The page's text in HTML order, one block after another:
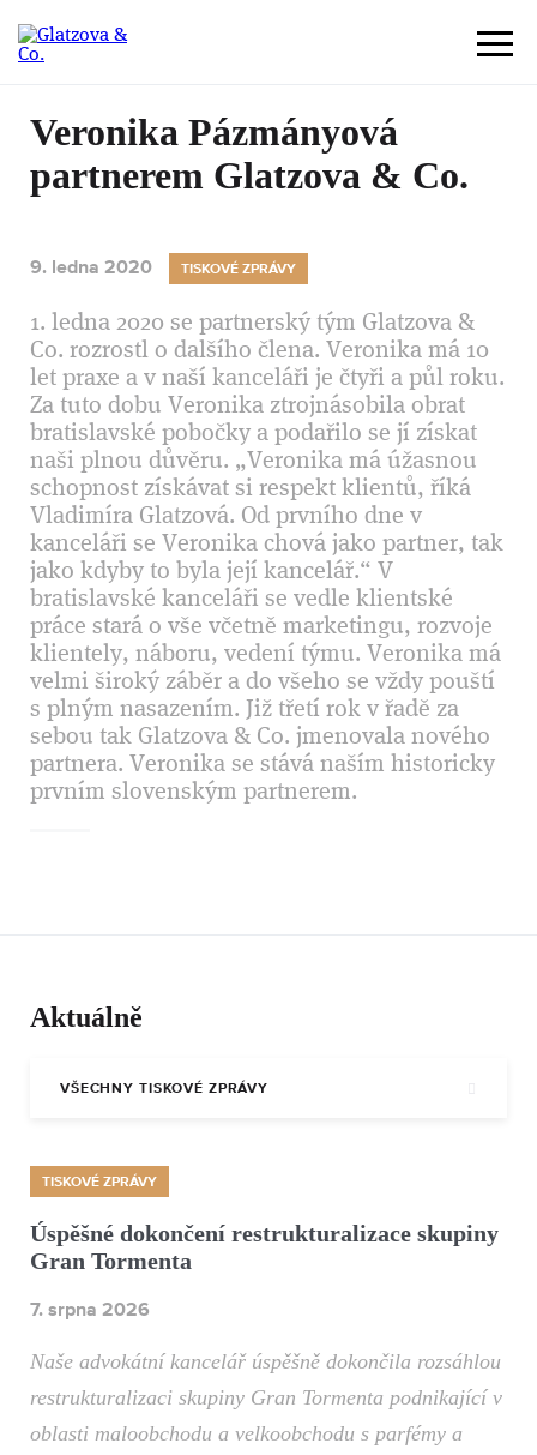
Veronika Pázmányová
partnerem Glatzova & Co.
9. ledna 2020 TISKOVÉ ZPRÁVY
1. ledna 2020 se partnerský tým Glatzova &
Co. rozrostl o dalšího člena. Veronika má 10
let praxe a v naší kanceláři je čtyři a půl roku.
Za tuto dobu Veronika ztrojnásobila obrat
bratislavské pobočky a podařilo se jí získat
naši plnou důvěru. „Veronika má úžasnou
schopnost získávat si respekt klientů, říká
Vladimíra Glatzová. Od prvního dne v
kanceláři se Veronika chová jako partner, tak
jako kdyby to byla její kancelář.“ V
bratislavské kanceláři se vedle klientské
práce stará o vše včetně marketingu, rozvoje
klientely, náboru, vedení týmu. Veronika má
velmi široký záběr a do všeho se vždy pouští
s plným nasazením. Již třetí rok v řadě za
sebou tak Glatzova & Co. jmenovala nového
partnera. Veronika se stává naším historicky
prvním slovenským partnerem.
Aktuálně
VŠECHNY TISKOVÉ ZPRÁVY
TISKOVÉ ZPRÁVY
Úspěšné dokončení restrukturalizace skupiny
Gran Tormenta
7. srpna 2026
Naše advokátní kancelář úspěšně dokončila rozsáhlou
restrukturalizaci skupiny Gran Tormenta podnikající v
oblasti maloobchodu a velkoobchodu s parfémy a